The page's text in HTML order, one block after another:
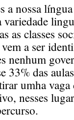
a nossa
as classes
a ser
nenhum
33% das
umha
nesses